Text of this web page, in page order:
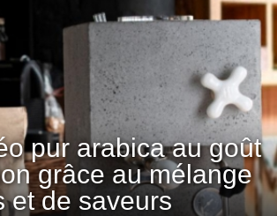
pur arabica au goût
grâce au mélange
et de saveurs